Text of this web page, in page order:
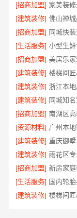
[招商加盟] 家美装
[建筑装修] 佛山禅
[招商加盟] 同城快
[生活服务]
[招商加盟] 美居乐
[建筑装修] 楼梯间
[建筑装修]
[建筑装修] 同城知
[招商加盟]
[资源材料]
[建筑装修] 重庆御
[建筑装修]
[招商加盟]
[生活服务] 国内轮
[建筑装修] 楼梯间